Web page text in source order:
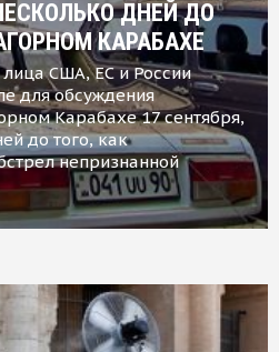
ДНЕЙ ДО
КАРАБАХЕ
США, ЕС и России
для обсуждения
Карабахе 17 сентября,
до того, как
непризнанной